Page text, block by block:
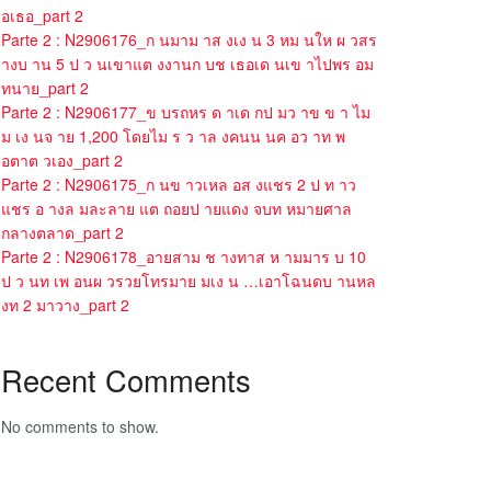
อเธอ_part 2
Parte 2 : N2906176_ก นมาม าส งเง น 3 หม นให ผ วสร
างบ าน 5 ป ว นเขาแต งงานก บช เธอเด นเข าไปพร อม
ทนาย_part 2
Parte 2 : N2906177_ข บรถหร ด าเด กป มว าข ข า ไม
ม เง นจ าย 1,200 โดยไม ร ว าล งคนน นค อว าท พ
อตาต วเอง_part 2
Parte 2 : N2906175_ก นข าวเหล อส งแชร 2 ป ท าว
แชร อ างล มละลาย แต ถอยป ายแดง จบท หมายศาล
กลางตลาด_part 2
Parte 2 : N2906178_อายสาม ช างทาส ห ามมาร บ 10
ป ว นท เพ อนผ วรวยโทรมาย มเง น …เอาโฉนดบ านหล
งท 2 มาวาง_part 2
Recent Comments
No comments to show.